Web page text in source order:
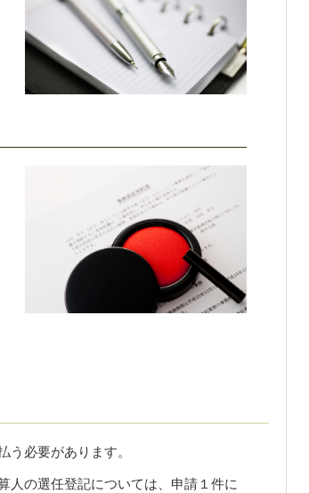
う必要があります。
の選任登記については、申請１件に